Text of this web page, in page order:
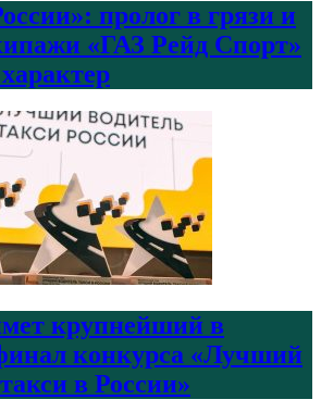
пролог в грязи и
«ГАЗ Рейд Спорт»
крупнейший в
конкурса «Лучший
в России»